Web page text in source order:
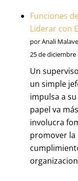
Funciones
Liderar con
por Anali
25 de diciembre
Un
un simple
impulsa a
papel va
involucra
promover la